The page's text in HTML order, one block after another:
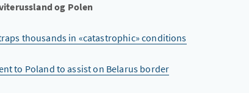
og Polen
thousands in «catastrophic» conditions
to Poland to assist on Belarus border